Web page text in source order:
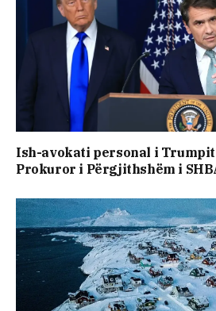
Ish-avokati personal i
Prokuror i Përgjithshëm i